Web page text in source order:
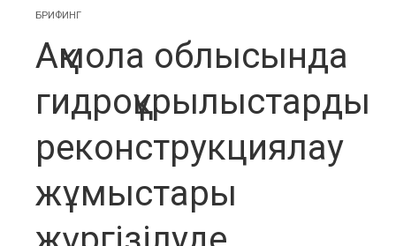
БРИФИНГ
Ақмола облысында
гидроқұрылыстарды
реконструкциялау
жұмыстары